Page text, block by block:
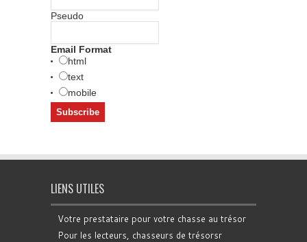
Pseudo
Email Format
html
text
mobile
LIENS UTILES
Votre prestataire pour votre chasse au trésor
Pour les lecteurs, chasseurs de trésorsr